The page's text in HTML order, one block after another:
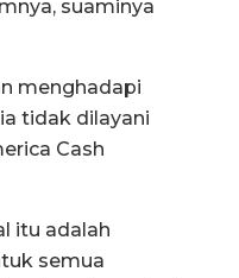
suaminya
menghadapi
tidak dilayani
Cash
itu adalah
semua